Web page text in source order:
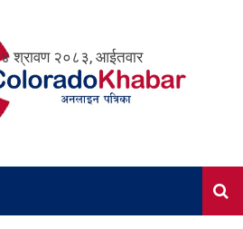
श्रावण २०८३, आईतवार